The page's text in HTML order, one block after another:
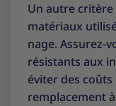
Un autre
matériaux
nage. Assurez-
résistants aux
éviter des
remplacement